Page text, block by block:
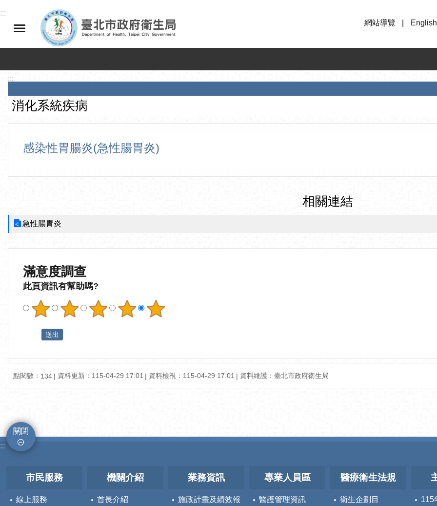
跳到主要內容區塊
:::
網站導覽
English
:::
消化系統疾病
感染性胃腸炎(急性腸胃炎)
相關連結
急性腸胃炎
滿意度調查
此頁資訊有幫助嗎?
點閱數： 134 資料更新：115-04-29 17:01 資料檢視：115-04-29 17:01 資料維護：臺北市政府衛生局
關閉
:::
市民服務
線上服務
機關介紹
首長介紹
業務資訊
施政計畫及績效報
專業人員區
醫護管理資訊
醫療衛生法規
衛生企劃目
115